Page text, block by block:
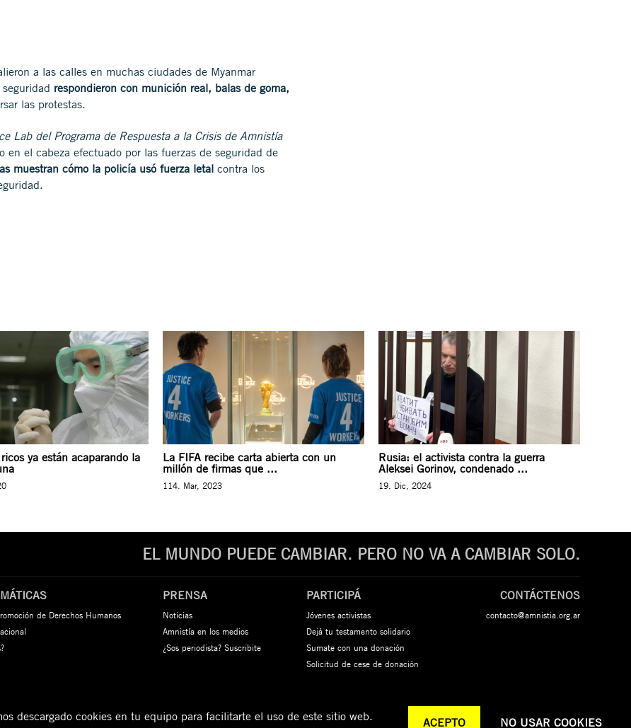
a las calles en muchas ciudades de Myanmar
respondieron con munición real, balas de goma,
las protestas.
Lab del Programa de Respuesta a la Crisis de Amnistía
el cabeza efectuado por las fuerzas de seguridad de
muestran cómo la policía usó fuerza letal contra los
ya están acaparando la
La FIFA recibe carta abierta con un
millón de firmas que ...
114. Mar, 2023
Rusia: el activista contra la guerra
Aleksei Gorinov, condenado ...
19. Dic, 2024
EL MUNDO PUEDE CAMBIAR. PERO NO VA A CAMBIAR SOLO.
de Derechos Humanos
PRENSA
Noticias
Amnistía en los medios
¿Sos periodista? Suscribite
PARTICIPÁ
Jóvenes activistas
Dejá tu testamento solidario
Sumate con una donación
Solicitud de cese de donación
CONTÁCTENOS
contacto@amnistia.org.ar
descargado cookies en tu equipo para facilitarte el uso de este sitio web.
ACEPTO NO USAR COOKIES